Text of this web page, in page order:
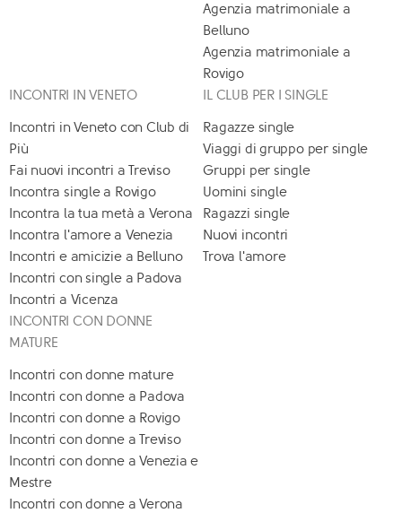
Agenzia matrimoniale a
Belluno
Agenzia matrimoniale a
Rovigo
INCONTRI IN VENETO
Incontri in Veneto con Club di
Più
Fai nuovi incontri a Treviso
Incontra single a Rovigo
Incontra la tua metà a Verona
Incontra l'amore a Venezia
Incontri e amicizie a Belluno
Incontri con single a Padova
Incontri a Vicenza
IL CLUB PER I SINGLE
Ragazze single
Viaggi di gruppo per single
Gruppi per single
Uomini single
Ragazzi single
Nuovi incontri
Trova l'amore
INCONTRI CON DONNE
MATURE
Incontri con donne mature
Incontri con donne a Padova
Incontri con donne a Rovigo
Incontri con donne a Treviso
Incontri con donne a Venezia e
Mestre
Incontri con donne a Verona